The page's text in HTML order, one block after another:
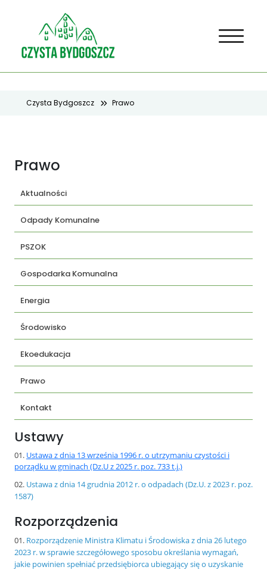
Czysta Bydgoszcz Prawo
Prawo
Aktualności
Odpady Komunalne
PSZOK
Gospodarka Komunalna
Energia
Środowisko
Ekoedukacja
Prawo
Kontakt
Ustawy
Ustawa z dnia 13 września 1996 r. o utrzymaniu czystości i
porządku w gminach (Dz.U z 2025 r. poz. 733 t.j.)
Ustawa z dnia 14 grudnia 2012 r. o odpadach (Dz.U. z 2023 r. poz.
1587)
Rozporządzenia
Rozporządzenie Ministra Klimatu i Środowiska z dnia 26 lutego
2023 r. w sprawie szczegółowego sposobu określania wymagań,
jakie powinien spełniać przedsiębiorca ubiegający się o uzyskanie